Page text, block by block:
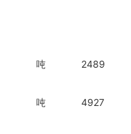
吨 2489
吨 4927